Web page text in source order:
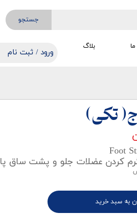
جستجو
ورود / ثبت نام
بلاگ
تکی)
کردن عضلات جلو و پشت ساق پا
به سبد خرید